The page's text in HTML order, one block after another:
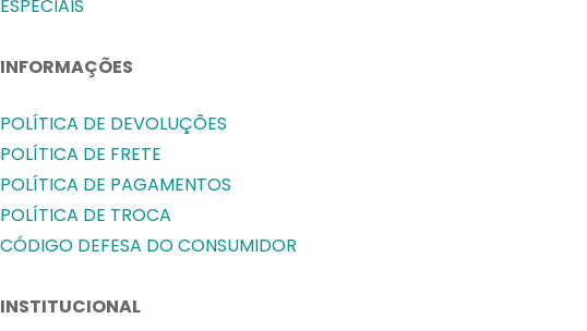
ESPECIAIS
INFORMAÇÕES
POLÍTICA DE DEVOLUÇÕES
POLÍTICA DE FRETE
POLÍTICA DE PAGAMENTOS
POLÍTICA DE TROCA
CÓDIGO DEFESA DO CONSUMIDOR
INSTITUCIONAL